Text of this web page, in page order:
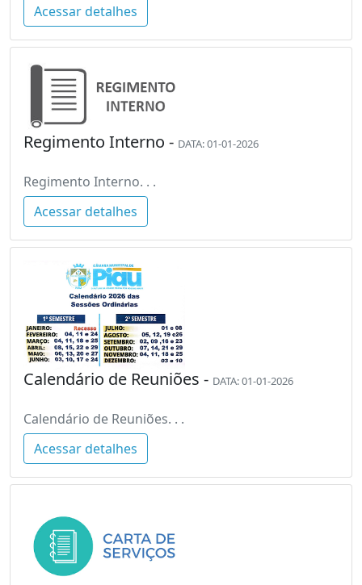
Acessar detalhes
Regimento Interno - DATA: 01-01-2026
Regimento Interno. . .
Acessar detalhes
Calendário de Reuniões - DATA: 01-01-2026
Calendário de Reuniões. . .
Acessar detalhes